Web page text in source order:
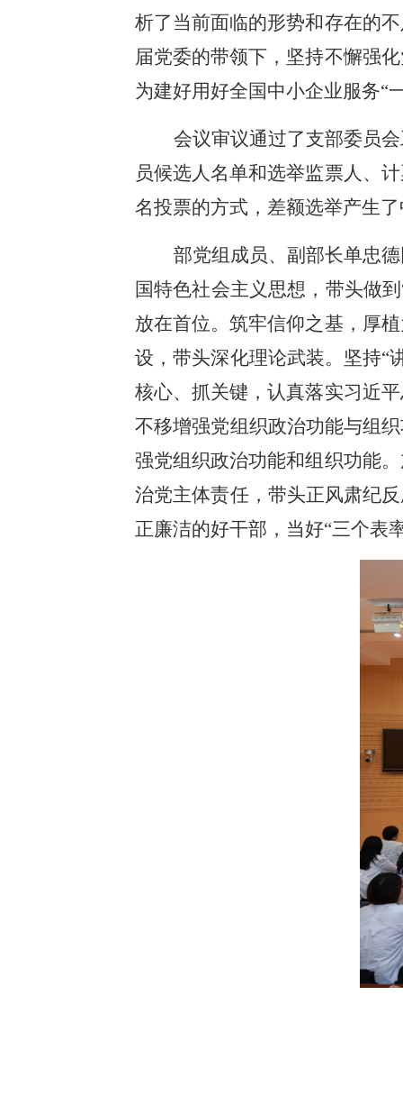
析了当前面临的形势和存在的
届党委的带领下，坚持不懈强
为建好用好全国中小企业服务“
会议审议通过了支部委员
员候选人名单和选举监票人、
名投票的方式，差额选举产生
部党组成员、副部长单忠
国特色社会主义思想，带头做
放在首位。筑牢信仰之基，厚
设，带头深化理论武装。坚持“
核心、抓关键，认真落实习近
不移增强党组织政治功能与组
强党组织政治功能和组织功能
治党主体责任，带头正风肃纪
正廉洁的好干部，当好“三个表